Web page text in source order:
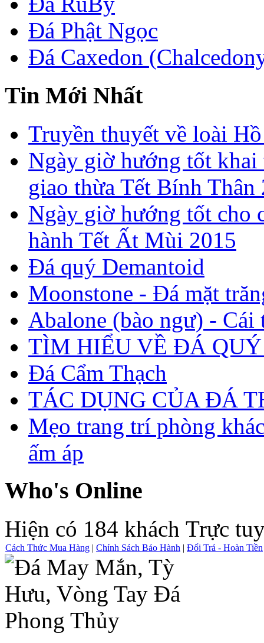
Đá Phật Ngọc
Đá Caxedon
Tin Mới Nhất
Truyền thuyết về loài
Ngày giờ hướng tốt
giao thừa Tết Bính Thân
Ngày giờ hướng tốt cho
hành Tết Ất Mùi 2015
Đá quý Demantoid
Moonstone - Đá mặt
Abalone (bào ngư) - Cái
TÌM HIỂU VỀ ĐÁ QUÝ
Đá Cẩm Thạch
TÁC DỤNG CỦA ĐÁ
Mẹo trang trí phòng
ấm áp
Who's Online
Hiện có 184 khách Trực
Cách Thức Mua Hàng | Chính Sách Bảo Hành | Đổi Trả - Hoàn Tiền